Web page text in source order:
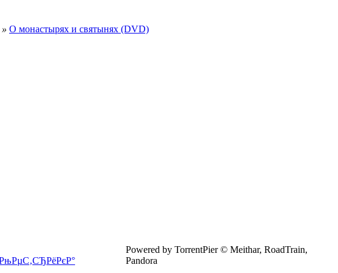
» О монастырях и святынях (DVD)
Powered by TorrentPier © Meithar, RoadTrain,
Pandora